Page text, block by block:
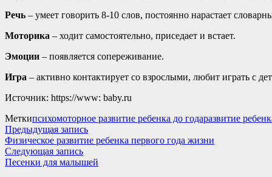
Речь – умеет говорить 8-10 слов, постоянно нарастает
Моторика – ходит самостоятельно, приседает и встает.
Эмоции – появляется сопереживание.
Игра – активно контактирует со взрослыми, любит играть с
Источник: https://www: baby.ru
Меткипсихомоторное развитие ребенка до годаразвитие
Навигация
по
записям
Предыдущая записьПредыдущая
запись:
Физическое развитие ребенка первого года жизни
Следующая записьСледующая
запись:
Песенки для малышей